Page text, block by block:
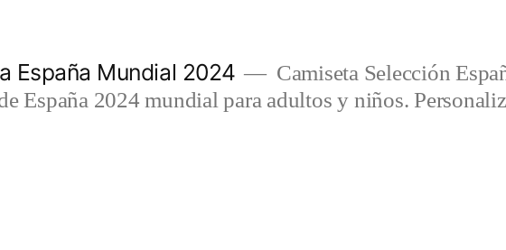
España Mundial 2024
Camiseta Selección
España 2024 mundial para adultos y niños.